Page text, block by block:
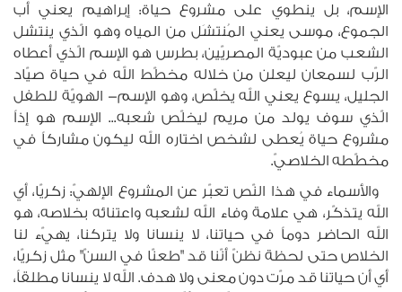
الإسم، بل ينطوي على مشروع حياة: إبراهيم يعني أب
الجموع، موسى يعني المُنتشَل من المياه وهو الّذي ينتشل
الشعب من عبوديّة المصريّين، بطرس هو الإسم الّذي أعطاه
الرّب لسمعان ليعلن من خلاله مخطّط الله في حياة صيّاد
الجليل، يسوع يعني الله يخلّص، وهو الإسم- الهويّة للطفل
الّذي سوف يولد من مريم ليخلّص شعبه... الإسم هو إذاً
مشروع حياة يُعطى لشخص اختاره الله ليكون مشاركاً في
مخطّطه الخلاصيّ.
والأسماء في هذا النّص تعبّر عن المشروع الإلهيّ: زكريّا، أي
الله يتذكّر، هي علامة وفاء الله لشعبه واعتنائه بخلاصه، هو
الله الحاضر دوماً في حياتنا، لا ينسانا ولا يتركنا، يهيّء لنا
الخلاص حتى لحظة نظنّ أنّنا قد "طعنّا في السنّ" مثل زكريّا،
أي أن حياتنا قد مرّت دون معنى ولا هدف. الله لا ينسانا مطلقاً،